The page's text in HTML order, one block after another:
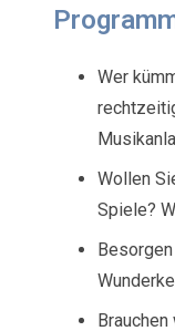
Wer
Wollen
Spiele?